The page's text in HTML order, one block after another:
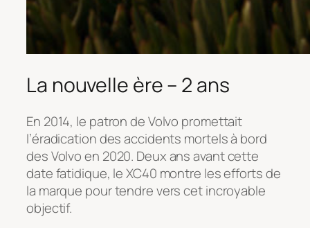
La nouvelle ère – 2 ans
En 2014, le patron de Volvo promettait
l’éradication des accidents mortels à bord
des Volvo en 2020. Deux ans avant cette
date fatidique, le XC40 montre les efforts de
la marque pour tendre vers cet incroyable
objectif.